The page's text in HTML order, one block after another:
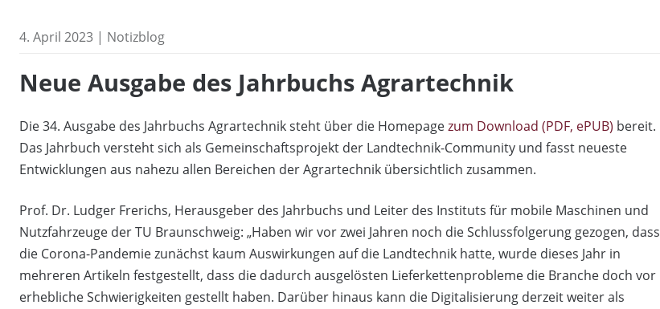
4. April 2023 | Notizblog
Neue Ausgabe des Jahrbuchs Agrartechnik
Die 34. Ausgabe des Jahrbuchs Agrartechnik steht über die Homepagezum Download (PDF, ePUB) bereit.
Das Jahrbuch versteht sich als Gemeinschaftsprojekt der Landtechnik-Community und fasst neueste
Entwicklungen aus nahezu allen Bereichen der Agrartechnik übersichtlich zusammen.
Prof. Dr. Ludger Frerichs, Herausgeber des Jahrbuchs und Leiter des Instituts für mobile Maschinen und
Nutzfahrzeuge der TU Braunschweig: „Haben wir vor zwei Jahren noch die Schlussfolgerung gezogen, dass
die Corona-Pandemie zunächst kaum Auswirkungen auf die Landtechnik hatte, wurde dieses Jahr in
mehreren Artikeln festgestellt, dass die dadurch ausgelösten Lieferkettenprobleme die Branche doch vor
erhebliche Schwierigkeiten gestellt haben. Darüber hinaus kann die Digitalisierung derzeit weiter als